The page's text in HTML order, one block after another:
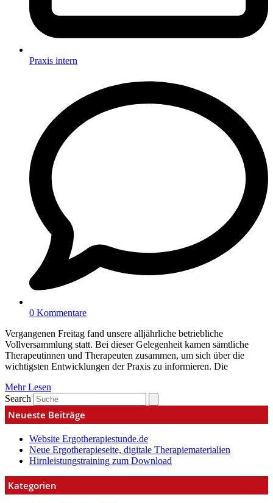
Praxis intern
0 Kommentare
Vergangenen Freitag fand unsere alljährliche betriebliche
Vollversammlung statt. Bei dieser Gelegenheit kamen sämtliche
Therapeutinnen und Therapeuten zusammen, um sich über die
wichtigsten Entwicklungen der Praxis zu informieren. Die
Mehr Lesen
Search
Neueste Beiträge
Website Ergotherapiestunde.de
Neue Ergotherapieseite, digitale Therapiematerialien
Hirnleistungstraining zum Download
Kategorien